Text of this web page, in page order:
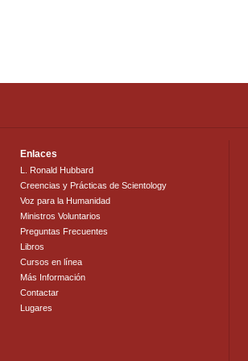
Enlaces
L. Ronald Hubbard
Creencias y Prácticas de Scientology
Voz para la Humanidad
Ministros Voluntarios
Preguntas Frecuentes
Libros
Cursos en línea
Más Información
Contactar
Lugares